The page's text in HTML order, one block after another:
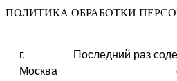
ПОЛИТИКА ОБРАБОТКИ
г.
Москва
Последний раз